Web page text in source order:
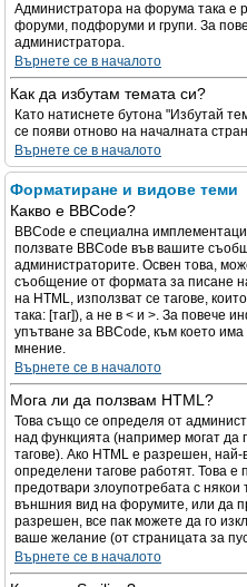
Администратора на форума така е
форуми, подфоруми и групи. За
администратора.
Върнете се в началото
Как да избутам темата си?
Като натиснете бутона "Избутай
се появи отново на началната
Върнете се в началото
Форматиране и видове теми
Какво е BBCode?
BBCode е специална
ползвате BBCode във вашите
администраторите. Освен това,
съобщение от формата за писане
на HTML, използват се тагове,
така: [таг]), а не в < и >. За повече
упътване за BBCode, към което
мнение.
Върнете се в началото
Мога ли да ползвам HTML?
Това също се определя от
над функцията (например могат да
тагове). Ако HTML е разрешен,
определени тагове работят. Това
предотвари злоупотребата с някои
външния вид на форумите, или да
разрешен, все пак можете да го
ваше желание (от страницата за
Върнете се в началото